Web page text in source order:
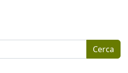
Cerca